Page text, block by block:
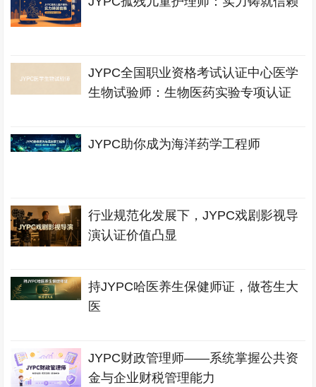
JYPC全国职业资格考试认证中心医学
生物试验师：生物医药实验专项认证
JYPC助你成为海洋药学工程师
行业规范化发展下，JYPC戏剧影视导
演认证价值凸显
持JYPC哈医养生保健师证，做苍生大
医
JYPC财政管理师——系统掌握公共资
金与企业财税管理能力